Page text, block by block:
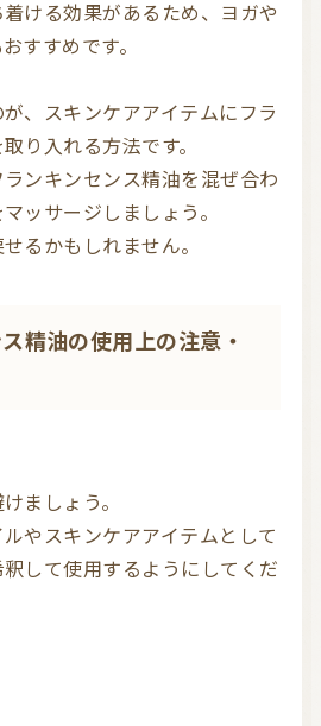
ける効果があるため、ヨガや
すすめです。
、スキンケアアイテムにフラ
り入れる方法です。
ンキンセンス精油を混ぜ合わ
ッサージしましょう。
ましょう。
やスキンケアアイテムとして
して使用するようにしてくだ